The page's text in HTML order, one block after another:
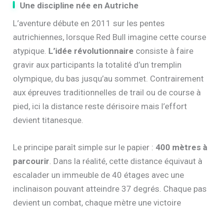
Une discipline née en Autriche
L’aventure débute en 2011 sur les pentes
autrichiennes, lorsque Red Bull imagine cette course
atypique. L’idée révolutionnaire consiste à faire
gravir aux participants la totalité d’un tremplin
olympique, du bas jusqu’au sommet. Contrairement
aux épreuves traditionnelles de trail ou de course à
pied, ici la distance reste dérisoire mais l’effort
devient titanesque.
Le principe paraît simple sur le papier : 400 mètres à
parcourir. Dans la réalité, cette distance équivaut à
escalader un immeuble de 40 étages avec une
inclinaison pouvant atteindre 37 degrés. Chaque pas
devient un combat, chaque mètre une victoire